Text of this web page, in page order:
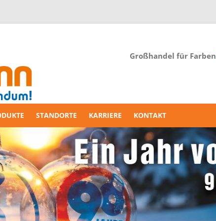
Großhandel für Farben
STANDORTE KARRIERE KONTAKT